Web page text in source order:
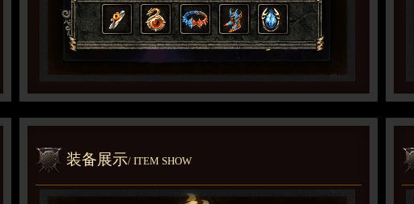
装备展示/ ITEM SHOW